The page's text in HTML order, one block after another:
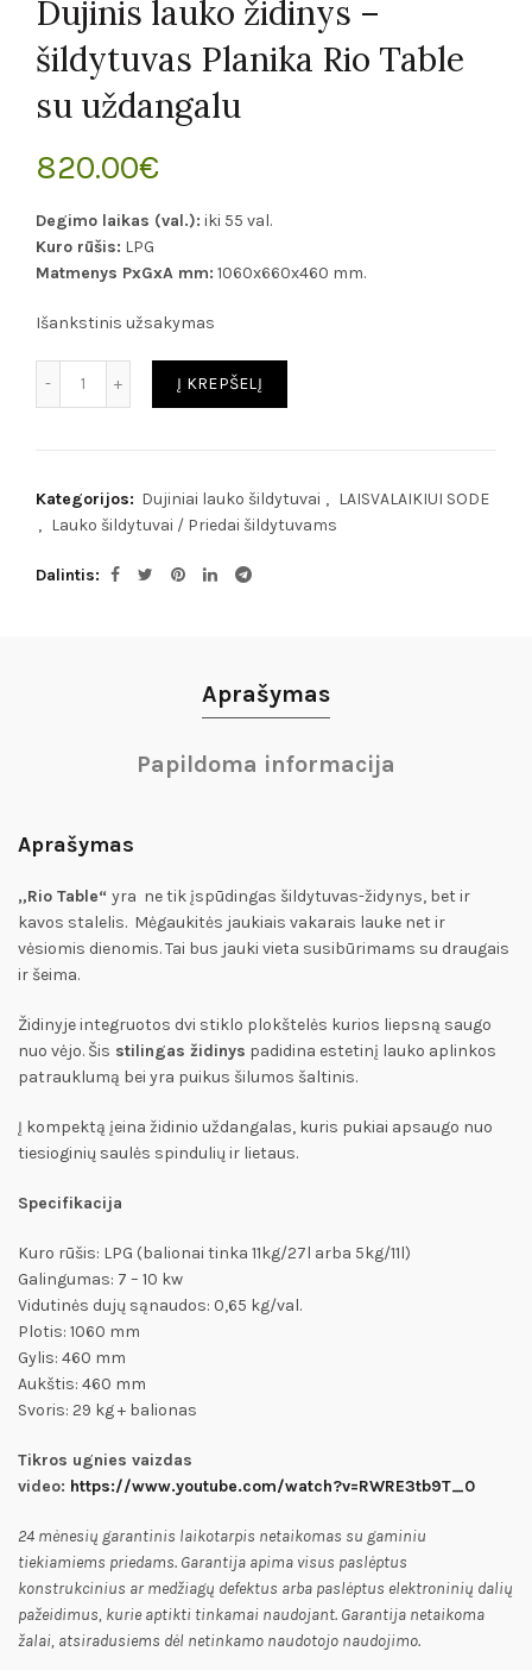
Dujinis lauko židinys –
šildytuvas Planika Rio Table
su uždangalu
820.00€
Degimo laikas (val.): iki 55 val.
Kuro rūšis: LPG
Matmenys PxGxA mm: 1060x660x460 mm.
Išankstinis užsakymas
Į KREPŠELĮ
Kategorijos: Dujiniai lauko šildytuvai , LAISVALAIKIUI SODE
, Lauko šildytuvai / Priedai šildytuvams
Dalintis
Aprašymas
Papildoma informacija
Aprašymas
„Rio Table“ yra ne tik įspūdingas šildytuvas-židynys, bet ir
kavos stalelis. Mėgaukitės jaukiais vakarais lauke net ir
vėsiomis dienomis. Tai bus jauki vieta susibūrimams su draugais
ir šeima.
Židinyje integruotos dvi stiklo plokštelės kurios liepsną saugo
nuo vėjo. Šis stilingas židinys padidina estetinį lauko aplinkos
patrauklumą bei yra puikus šilumos šaltinis.
Į kompektą įeina židinio uždangalas, kuris pukiai apsaugo nuo
tiesioginių saulės spindulių ir lietaus.
Specifikacija
Kuro rūšis: LPG (balionai tinka 11kg/27l arba 5kg/11l)
Galingumas: 7 – 10 kw
Vidutinės dujų sąnaudos: 0,65 kg/val.
Plotis: 1060 mm
Gylis: 460 mm
Aukštis: 460 mm
Svoris: 29 kg + balionas
Tikros ugnies vaizdas
video: https://www.youtube.com/watch?v=RWRE3tb9T_0
24 mėnesių garantinis laikotarpis netaikomas su gaminiu
tiekiamiems priedams. Garantija apima visus paslėptus
konstrukcinius ar medžiagų defektus arba paslėptus elektroninių dalių
pažeidimus, kurie aptikti tinkamai naudojant. Garantija netaikoma
žalai, atsiradusiems dėl netinkamo naudotojo naudojimo.